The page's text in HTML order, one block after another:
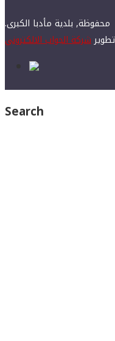
محفوظة, بلدية مأدبا الكبرى.
تطويرشركة الجواب الالكتروني
Search